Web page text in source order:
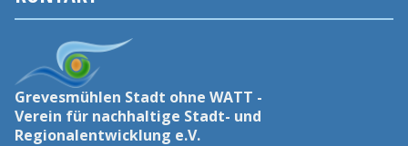
Grevesmühlen Stadt ohne WATT -
Verein für nachhaltige Stadt- und
Regionalentwicklung e.V.